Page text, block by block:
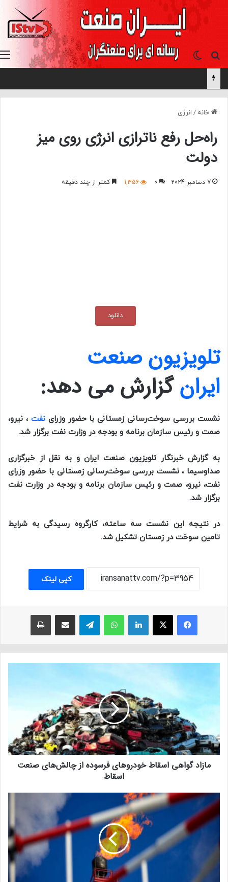
جستجو برایتغییر پوسته
خانه / انرژی
راه‌حل‌ رفع ناترازی انرژی روی میز
دولت
7 دسامبر 2024 0
1,356 کمتر از چند دقیقه
دانلود
تلویزیون صنعت
ایرانگزارش می دهد:
نشست بررسی سوخت‌رسانی زمستانی با حضور وزراینفت ، نیرو،
صمت و رئیس سازمان برنامه و بودجه در وزارت نفت برگزار شد.
به گزارش خبرنگار تلویزیون صنعت ایران و به نقل از خبرگزاری
صداوسیما ، نشست بررسی سوخت‌رسانی زمستانی با حضور وزرای
نفت، نیرو، صمت و رئیس سازمان برنامه و بودجه در وزارت نفت
برگزار شد.
در نتیجه این نشست سه ساعته، کارگروه رسیدگی به شرایط
تامین سوخت در زمستان تشکیل شد.
کپی لینک
فیسبوک ایکس لینکداین واتس آپ تلگرام
مازاد گواهی اسقاط خودرو‌های فرسوده از چالش‌های صنعت
اسقاط